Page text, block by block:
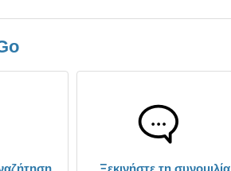
Ξεκινήστε τη συνομιλία